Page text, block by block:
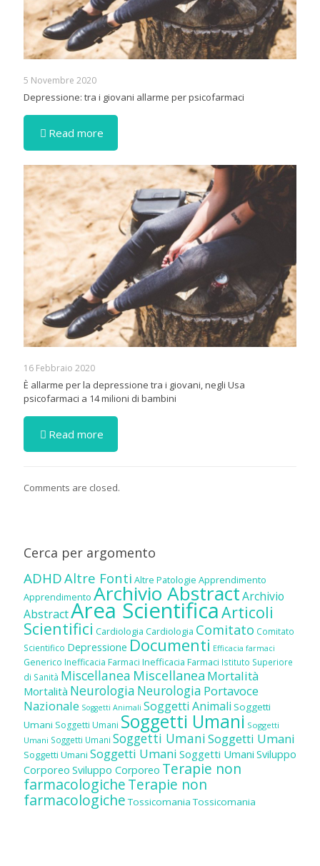
5 Novembre 2020
Depressione: tra i giovani allarme per psicofarmaci
Read more
16 Febbraio 2020
È allarme per la depressione tra i giovani, negli Usa
psicofarmaci a 14 milioni di bambini
Read more
Comments are closed.
Cerca per argomento
ADHDAltre Fonti Altre Patologie Apprendimento
Apprendimento Archivio AbstractArchivio
AbstractArea ScientificaArticoli
Scientifici Cardiologia Cardiologia Comitato Comitato
Scientifico Depressione Documenti Efficacia farmaci
Generico Inefficacia Farmaci Inefficacia Farmaci Istituto Superiore
di Sanità Miscellanea Miscellanea Mortalità
Mortalità Neurologia Neurologia Portavoce
Nazionale Soggetti Animali Soggetti Animali Soggetti
Umani Soggetti Umani Soggetti Umani Soggetti
Umani Soggetti Umani Soggetti UmaniSoggetti Umani
Soggetti Umani Soggetti Umani Soggetti Umani Sviluppo
Corporeo Sviluppo Corporeo Terapie non
farmacologicheTerapie non
farmacologiche Tossicomania Tossicomania